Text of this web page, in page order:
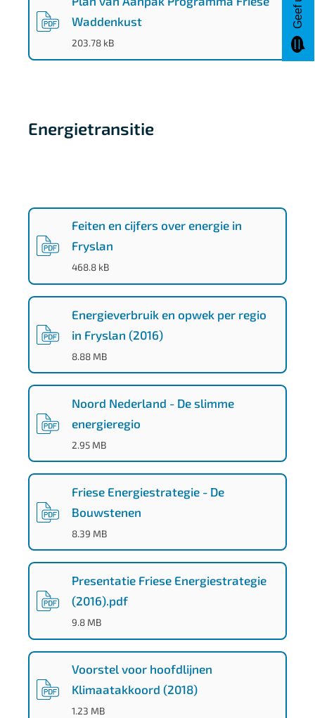
8
Waddenkust
(
PDF
-
203.78 kB)
Energietransitie
3
d
8
-
6
6
8
6
a
Feiten en cijfers over energie in
Fryslan
(
PDF
-
468.8 kB)
Energieverbruik en opwek per regio
in Fryslan (2016)
(
PDF
-
8.88 MB)
Noord Nederland - De slimme
energieregio
(
PDF
-
2.95 MB)
Friese Energiestrategie - De
Bouwstenen
(
PDF
-
8.39 MB)
Presentatie Friese Energiestrategie
(2016).pdf
(
PDF
-
9.8 MB)
Voorstel voor hoofdlijnen
Klimaatakkoord (2018)
(PDF
-
1.23 MB)